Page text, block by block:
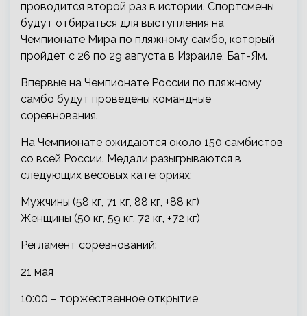
проводится второй раз в истории. Спортсмены
будут отбираться для выступления на
Чемпионате Мира по пляжному самбо, который
пройдет с 26 по 29 августа в Израиле, Бат-Ям.
Впервые на Чемпионате России по пляжному
самбо будут проведены командные
соревнования.
На Чемпионате ожидаются около 150 самбистов
со всей России. Медали разыгрываются в
следующих весовых категориях:
Мужчины (58 кг, 71 кг, 88 кг, +88 кг)
Женщины (50 кг, 59 кг, 72 кг, +72 кг)
Регламент соревнований:
21 мая
10:00 – торжественное открытие